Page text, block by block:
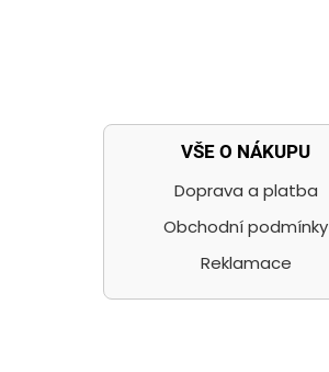
VŠE O NÁKUPU
Doprava a platba
Obchodní podmínky
Reklamace